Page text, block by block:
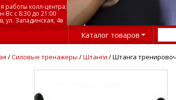
работы колл-центра:
Вс с 8:30 до 21:00
ул. Западинская, 4в
Каталог товаров
/Силовые тренажеры /Штанги / Штанга